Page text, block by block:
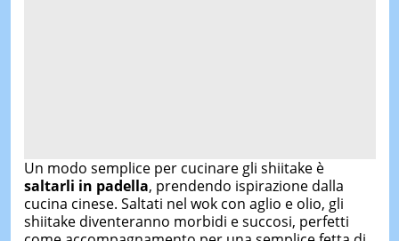
Un modo semplice per cucinare gli shiitake è
saltarli in padella, prendendo ispirazione dalla
cucina cinese. Saltati nel wok con aglio e olio, gli
shiitake diventeranno morbidi e succosi, perfetti